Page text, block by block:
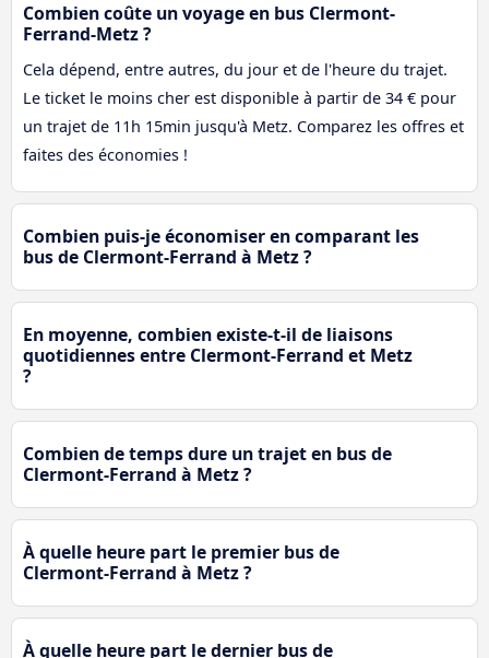
Combien coûte un voyage en bus Clermont-
Ferrand-Metz ?
Cela dépend, entre autres, du jour et de l'heure du trajet.
Le ticket le moins cher est disponible à partir de 34 € pour
un trajet de 11h 15min jusqu'à Metz. Comparez les offres et
faites des économies !
Combien puis-je économiser en comparant les
bus de Clermont-Ferrand à Metz ?
En moyenne, combien existe-t-il de liaisons
quotidiennes entre Clermont-Ferrand et Metz
?
Combien de temps dure un trajet en bus de
Clermont-Ferrand à Metz ?
À quelle heure part le premier bus de
Clermont-Ferrand à Metz ?
À quelle heure part le dernier bus de